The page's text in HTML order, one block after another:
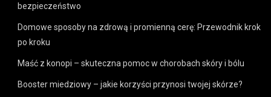
bezpieczeństwo
Domowe sposoby na zdrową i promienną cerę: Przewodnik krok
po kroku
Maść z konopi – skuteczna pomoc w chorobach skóry i bólu
Booster miedziowy – jakie korzyści przynosi twojej skórze?